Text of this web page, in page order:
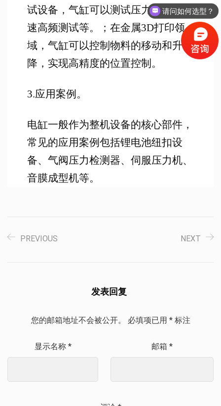
试设备，气缸可以测试压力测试、高
速高频测试等。；在金属3D打印领
域，气缸可以控制物料的移动和升
降，实现高精度的位置控制。
3.应用案例。
电缸一般作为整机设备的核心部件，
常见的应用案例包括锂电池纽扣设
备、气阀压力检测器、伺服压力机、
音膜成型机等。
PREVIOUS NEXT
发表回复
您的邮箱地址不会被公开。 必填项已用 *标注
显示名称 * 邮箱 *
请问如何选型？
如何获取报价？